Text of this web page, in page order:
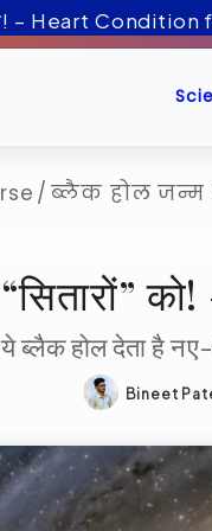
पास! – Artemis-2
/ ब्लैक होल जन्म दे
ये ब्लैक होल देता है
Bineet